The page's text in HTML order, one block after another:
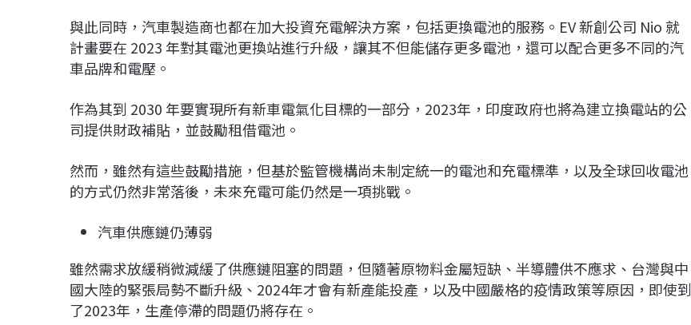
與此同時，汽車製造商也都在加大投資充電解決方案，包括更換電池的服務。EV 新創公司 Nio 就
計畫要在 2023 年對其電池更換站進行升級，讓其不但能儲存更多電池，還可以配合更多不同的汽
車品牌和電壓。
作為其到 2030 年要實現所有新車電氣化目標的一部分，2023年，印度政府也將為建立換電站的公
司提供財政補貼，並鼓勵租借電池。
然而，雖然有這些鼓勵措施，但基於監管機構尚未制定統一的電池和充電標準，以及全球回收電池
的方式仍然非常落後，未來充電可能仍然是一項挑戰。
汽車供應鏈仍薄弱
雖然需求放緩稍微減緩了供應鏈阻塞的問題，但隨著原物料金屬短缺、半導體供不應求、台灣與中
國大陸的緊張局勢不斷升級、2024年才會有新產能投產，以及中國嚴格的疫情政策等原因，即使到
了2023年，生產停滯的問題仍將存在。